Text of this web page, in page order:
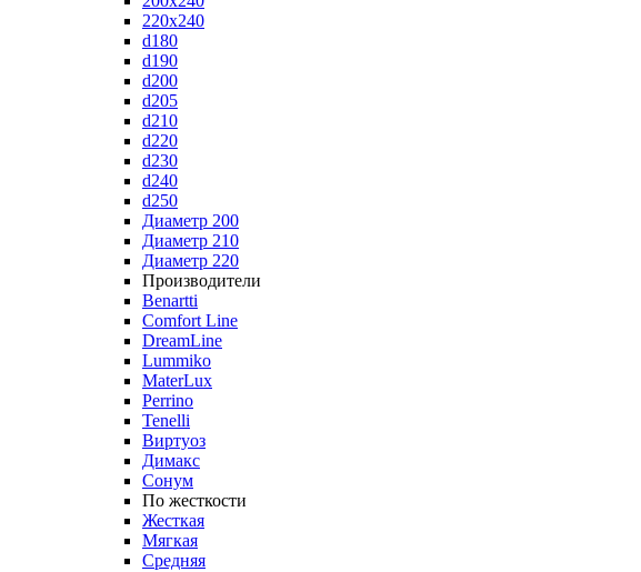
220x240
d180
d190
d200
d205
d210
d220
d230
d240
d250
Диаметр 200
Диаметр 210
Диаметр 220
Производители
Benartti
Comfort Line
DreamLine
Lummiko
MaterLux
Perrino
Tenelli
Виртуоз
Димакс
Сонум
По жесткости
Жесткая
Мягкая
Средняя